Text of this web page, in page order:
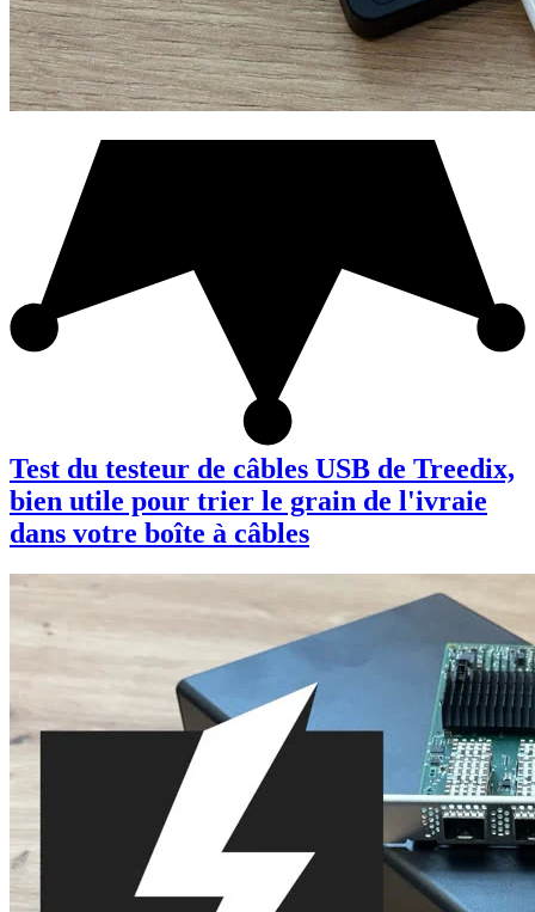
Test du testeur de câbles USB de Treedix,
bien utile pour trier le grain de l'ivraie
dans votre boîte à câbles